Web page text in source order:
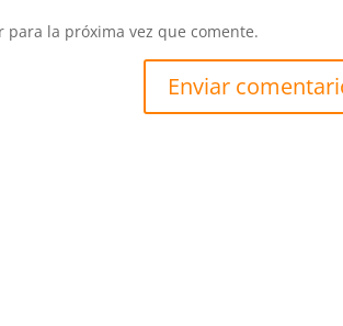
la próxima vez que comente.